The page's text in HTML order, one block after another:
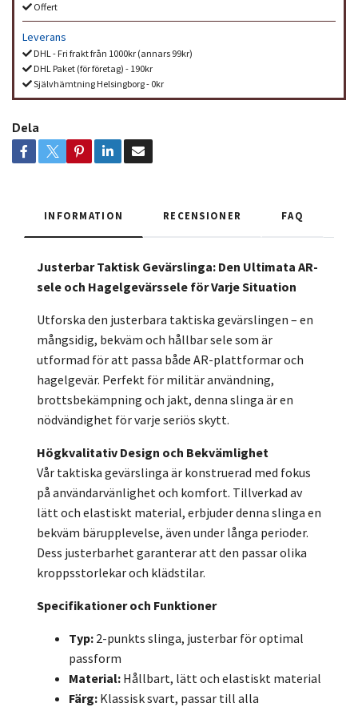
Offert
Leverans
DHL - Fri frakt från 1000kr (annars 99kr)
DHL Paket (för företag) - 190kr
Självhämtning Helsingborg - 0kr
Dela
INFORMATION RECENSIONER FAQ
Justerbar Taktisk Gevärslinga: Den Ultimata AR-
sele och Hagelgevärssele för Varje Situation
Utforska den justerbara taktiska gevärslingen – en
mångsidig, bekväm och hållbar sele som är
utformad för att passa både AR-plattformar och
hagelgevär. Perfekt för militär användning,
brottsbekämpning och jakt, denna slinga är en
nödvändighet för varje seriös skytt.
Högkvalitativ Design och Bekvämlighet
Vår taktiska gevärslinga är konstruerad med fokus
på användarvänlighet och komfort. Tillverkad av
lätt och elastiskt material, erbjuder denna slinga en
bekväm bärupplevelse, även under långa perioder.
Dess justerbarhet garanterar att den passar olika
kroppsstorlekar och klädstilar.
Specifikationer och Funktioner
Typ: 2-punkts slinga, justerbar för optimal
passform
Material: Hållbart, lätt och elastiskt material
Färg: Klassisk svart, passar till alla